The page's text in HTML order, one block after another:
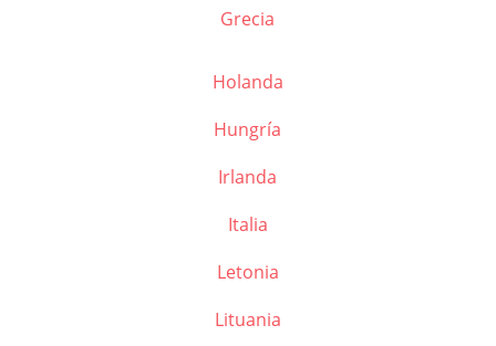
Grecia
Holanda
Hungría
Irlanda
Italia
Letonia
Lituania